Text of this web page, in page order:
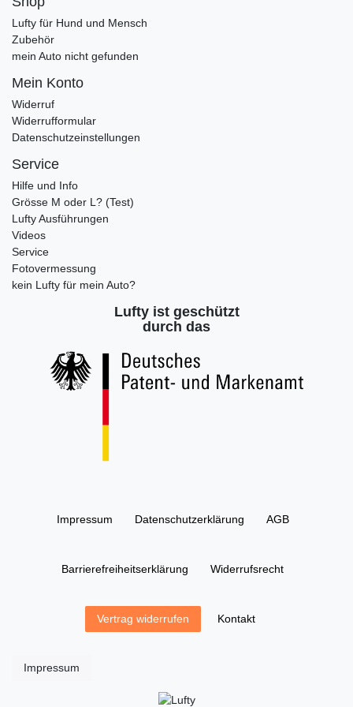
Lufty für Hund und Mensch
Zubehör
mein Auto nicht gefunden
Mein Konto
Widerruf
Widerrufformular
Datenschutzeinstellungen
Service
Hilfe und Info
Grösse M oder L? (Test)
Lufty Ausführungen
Videos
Service
Fotovermessung
kein Lufty für mein Auto?
Lufty ist geschützt
durch das
Impressum Daten­schutz­erklärung AGB
Barrierefreiheitserklärung Widerrufs­recht
Vertrag widerrufen Kontakt
Impressum